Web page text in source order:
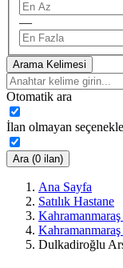
—
Arama Kelimesi
Otomatik ara
İlan olmayan
Ara (0 ilan)
Ana Sayfa
Satılık Hastane
Kahramanmaraş
Dulkadiroğlu